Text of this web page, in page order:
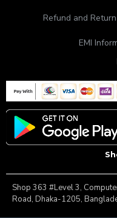
Refund and
EMI
Shop 363 #Level 3,
Road, Dhaka-1205,